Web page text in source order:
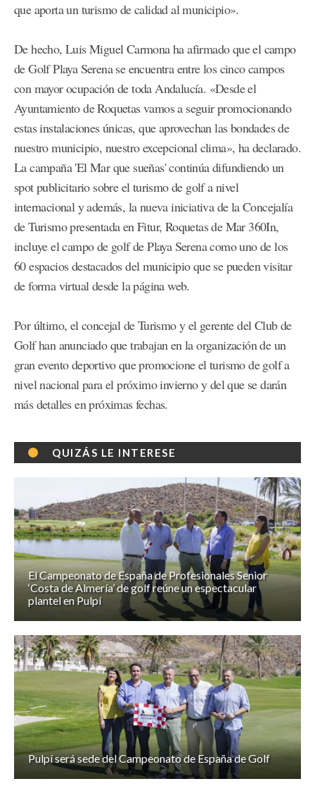
que aporta un turismo de calidad al municipio».
De hecho, Luis Miguel Carmona ha afirmado que el campo
de Golf Playa Serena se encuentra entre los cinco campos
con mayor ocupación de toda Andalucía. «Desde el
Ayuntamiento de Roquetas vamos a seguir promocionando
estas instalaciones únicas, que aprovechan las bondades de
nuestro municipio, nuestro excepcional clima», ha declarado.
La campaña 'El Mar que sueñas' continúa difundiendo un
spot publicitario sobre el turismo de golf a nivel
internacional y además, la nueva iniciativa de la Concejalía
de Turismo presentada en Fitur, Roquetas de Mar 360In,
incluye el campo de golf de Playa Serena como uno de los
60 espacios destacados del municipio que se pueden visitar
de forma virtual desde la página web.
Por último, el concejal de Turismo y el gerente del Club de
Golf han anunciado que trabajan en la organización de un
gran evento deportivo que promocione el turismo de golf a
nivel nacional para el próximo invierno y del que se darán
más detalles en próximas fechas.
QUIZÁS LE INTERESE
El Campeonato de España de Profesionales Senior
‘Costa de Almería’ de golf reúne un espectacular
plantel en Pulpí
Pulpí será sede del Campeonato de España de Golf